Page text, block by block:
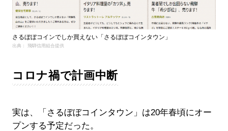
さるぼぼコインでしか買えない「さるぼぼコインタウン」
出典： 飛騨信用組合提供
コロナ禍で計画中断
実は、「さるぼぼコインタウン」は20年春頃にオー
プンする予定だった。